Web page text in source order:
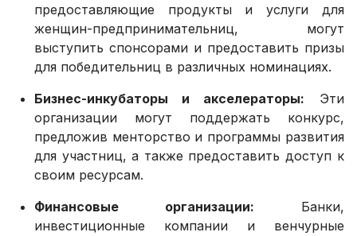
предоставляющие продукты и услуги для
женщин-предпринимательниц, могут
выступить спонсорами и предоставить призы
для победительниц в различных номинациях.
Бизнес-инкубаторы и акселераторы: Эти
организации могут поддержать конкурс,
предложив менторство и программы развития
для участниц, а также предоставить доступ к
своим ресурсам.
Финансовые организации: Банки,
инвестиционные компании и венчурные